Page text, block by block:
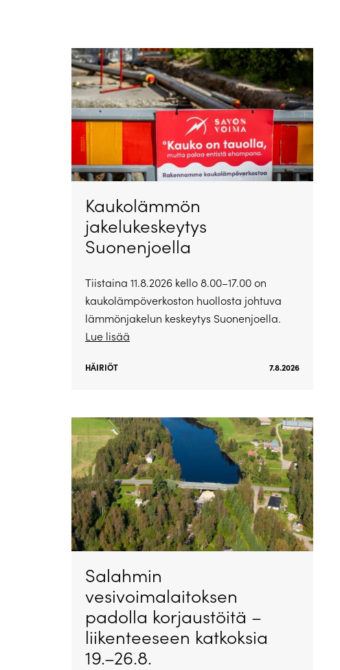
Kaukolämmön
jakelukeskeytys
Suonenjoella
Tiistaina 11.8.2026 kello 8.00–17.00 on
kaukolämpöverkoston huollosta johtuva
lämmönjakelun keskeytys Suonenjoella.
Lue lisää
HÄIRIÖT 7.8.2026
Salahmin
vesivoimalaitoksen
padolla korjaustöitä –
liikenteeseen katkoksia
19.–26.8.